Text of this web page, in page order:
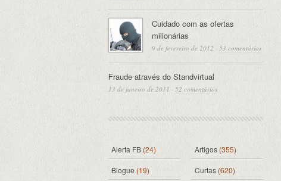
Cuidado com as ofertas
milionárias
9 de fevereiro de 2012 · 53 comentários
Fraude através do Standvirtual
13 de janeiro de 2011 · 52 comentários
Alerta FB(24) Artigos(355)
Blogue(19) Curtas (620)